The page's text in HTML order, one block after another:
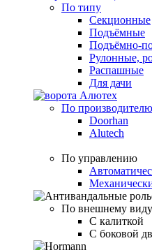
По типу
Секционные
Подъёмные
Подъёмно-
Рулонные,
Распашные
Для дачи
По производителю
Doorhan
Alutech
По управлению
По внешнему виду
С калиткой
С боковой